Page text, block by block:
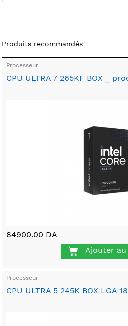
Produits recommandés
Processeur
CPU ULTRA 7 265KF BOX _
84900.00 DA
Ajouter
Processeur
CPU ULTRA 5 245K BOX LGA